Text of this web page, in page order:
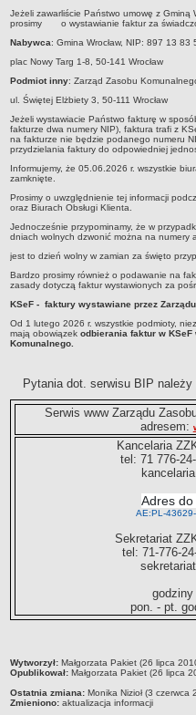
Deklaracja dostępności
STREFA PRACOWNIKA
nazwa
Co i jak załatwić w BOK-u?
BOK-i
ZAMÓWIENIA PUBLICZNE
Zamówienia bez procedury
Zamówienia zgodne z
Archiwalne - Zamówiena
Archiwalne - Zamówienia
01.03.2016
PRZETARGI NA LOKALE UŻYTKOWE
Tryb przetargowy
Tryb bezprzetargowy
DZIERŻAWA TERENU
Wykaz terenów do dzierżawy
PROWADZONE REJESTRY,
Centralny Rejestr Umów
Plan postępowań o
Dostęp do informacji
Rejestr wniosków o
Wyniki naboru
Jeżeli zawarliście Państwo umowę z Gminą
prosimy o wystawianie faktur za
Nabywca: Gmina Wrocław, NIP: 897 13 83
plac Nowy Targ 1-8, 50-141 Wrocław
Podmiot inny: Zarząd Zasobu
ul. Świętej Elżbiety 3, 50-111 Wrocław
Jeżeli wystawiacie Państwo fakturę w
fakturze dwa numery NIP), faktura trafi z
na fakturze nie będzie podanego numeru
przydzielania faktury do odpowiedniej
Informujemy, że 05.06.2026 r. wszystkie
zamknięte.
Prosimy o uwzględnienie tej informacji
oraz Biurach Obsługi Klienta.
Jednocześnie przypominamy, że w
dniach wolnych dzwonić można na numery
jest to dzień wolny w zamian za święto
Bardzo prosimy również o podawanie na
zasady dotyczą faktur wystawionych za
KSeF - faktury wystawiane przez
Od 1 lutego 2026 r. wszystkie podmioty,
mają obowiązek odbierania faktur w
Komunalnego.
Pytania dot. serwisu BIP
Serwis www Zarządu
adresem:
Kancelaria
tel: 71 776-
Adres
AE:PL-
Sekretariat
tel: 71-776-
pon. - pt.
metryczka
Wytworzył: Małgorzata Pakiet (26 lipca
Opublikował: Małgorzata Pakiet (26 lipca
Ostatnia zmiana: Monika Nizioł (3 czerwca
Zmieniono: aktualizacja informacji